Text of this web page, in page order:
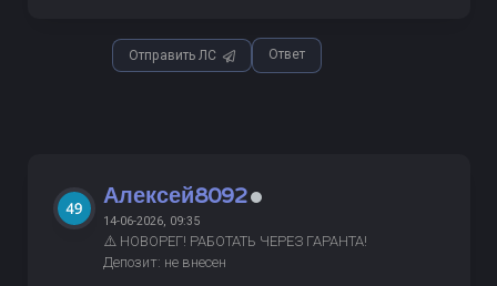
Отправить ЛС Ответ
Алексей8092
14-06-2026, 09:35
⚠️ НОВОРЕГ! РАБОТАТЬ ЧЕРЕЗ ГАРАНТА!
Депозит: не внесен